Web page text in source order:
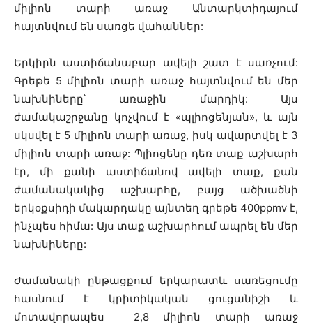
միլիոն տարի առաջ Անտարկտիդայում
հայտնվում են սառցե վահաններ:
Երկիրն աստիճանաբար ավելի շատ է սառչում:
Գրեթե 5 միլիոն տարի առաջ հայտնվում են մեր
նախնիները՝ առաջին մարդիկ: Այս
ժամակաշրջանը կոչվում է «պլիոցենյան», և այն
սկսվել է 5 միլիոն տարի առաջ, իսկ ավարտվել է 3
միլիոն տարի առաջ: Պլիոցենը դեռ տաք աշխարհ
էր, մի քանի աստիճանով ավելի տաք, քան
ժամանակակից աշխարհը, բայց ածխածնի
երկօքսիդի մակարդակը այնտեղ գրեթե 400ppmv է,
ինչպես հիմա: Այս տաք աշխարհում ապրել են մեր
նախնիները:
Ժամանակի ընթացքում երկարատև սառեցումը
հասնում է կրիտիկական ցուցանիշի և
մոտավորապես 2,8 միլիոն տարի առաջ